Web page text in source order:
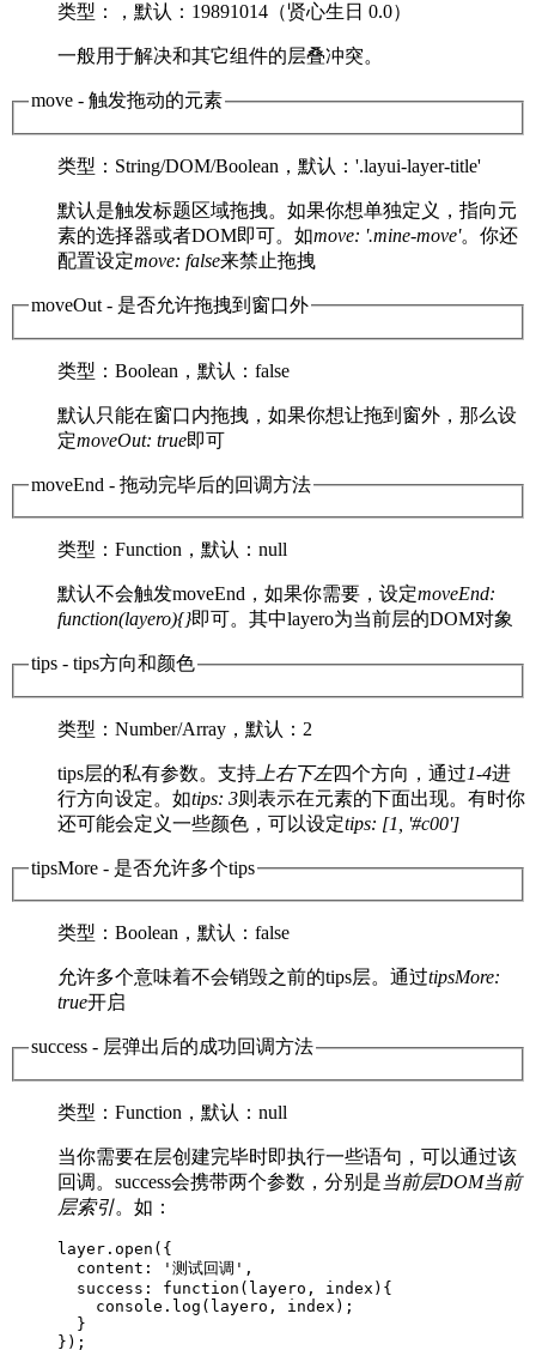
类型 ：， 默认 ：19891014（贤心生日 0.0）
一般用于解决和其它组件的层叠冲突。
move - 触发拖动的元素
类型 ：String/DOM/Boolean， 默认 ：'.layui-layer-title'
默认是触发标题区域拖拽。如果你想单独定义，指向元
素的选择器或者DOM即可。如move: '.mine-move'。你还
配置设定move: false来禁止拖拽
moveOut - 是否允许拖拽到窗口外
类型 ：Boolean， 默认 ：false
默认只能在窗口内拖拽，如果你想让拖到窗外，那么设
定moveOut: true即可
moveEnd - 拖动完毕后的回调方法
类型 ：Function， 默认 ：null
默认不会触发moveEnd，如果你需要，设定moveEnd:
function(layero){}即可。其中layero为当前层的DOM对象
tips - tips方向和颜色
类型 ：Number/Array， 默认 ：2
tips层的私有参数。支持 上右下左四个方向，通过1-4进
行方向设定。如tips: 3则表示在元素的下面出现。有时你
还可能会定义一些颜色，可以设定tips: [1, '#c00']
tipsMore - 是否允许多个tips
类型 ：Boolean， 默认 ：false
允许多个意味着不会销毁之前的tips层。通过tipsMore:
true开启
success - 层弹出后的成功回调方法
类型 ：Function， 默认 ：null
当你需要在层创建完毕时即执行一些语句，可以通过该
回调。success会携带两个参数，分别是 当前层DOM当前
层索引。如：
layer.open({
  content: '测试回调',
  success: function(layero, index){
    console.log(layero, index);
  }
});